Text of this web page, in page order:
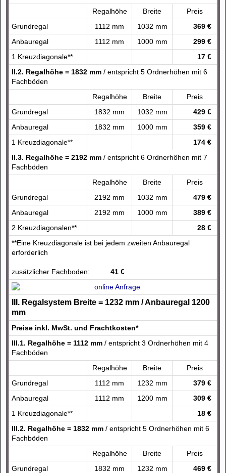
Regalhöhe Breite
Preis
Grundregal
1112 mm 1032 mm
369 €
Anbauregal
1112 mm 1000 mm
299 €
1 Kreuzdiagonale**
17 €
II.2. Regalhöhe = 1832 mm / entspricht 5 Ordnerhöhen mit 6
Fachböden
Regalhöhe
Breite
Preis
Grundregal
1832 mm 1032 mm
429 €
Anbauregal
1832 mm 1000 mm
359 €
1 Kreuzdiagonale**
174 €
II.3. Regalhöhe = 2192 mm / entspricht 6 Ordnerhöhen mit 7
Fachböden
Regalhöhe
Breite
Preis
Grundregal
2192 mm 1032 mm
479 €
Anbauregal
2192 mm 1000 mm
389 €
2 Kreuzdiagonalen**
28 €
**Eine Kreuzdiagonale ist bei jedem zweiten Anbauregal
erforderlich
zusätzlicher Fachboden: 41 €
III. Regalsystem Breite = 1232 mm / Anbauregal 1200
mm
Preise inkl. MwSt. und Frachtkosten*
III.1. Regalhöhe = 1112 mm / entspricht 3 Ordnerhöhen mit 4
Fachböden
Regalhöhe
Breite
Preis
Grundregal
1112 mm 1232 mm
379 €
Anbauregal
1112 mm 1200 mm
309 €
1 Kreuzdiagonale**
18 €
III.2. Regalhöhe = 1832 mm / entspricht 5 Ordnerhöhen mit 6
Fachböden
Regalhöhe
Breite
Preis
Grundregal
1832 mm 1232 mm
469 €